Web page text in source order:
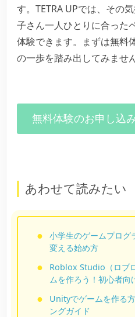
す。TETRA UPでは、その
子さん一人ひとりに合った
体験できます。まずは無料
の一歩を踏み出してみませ
無料体験のお申し込
あわせて読みたい
小学生のゲームプログ
変える始め方
Roblox Studio（ロブ
ムを作ろう！初心者向
Unityでゲームを作る
ングガイド